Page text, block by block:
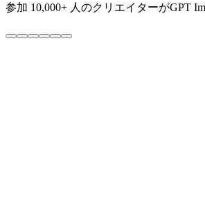
参加 10,000+ 人のクリエイターがGPT